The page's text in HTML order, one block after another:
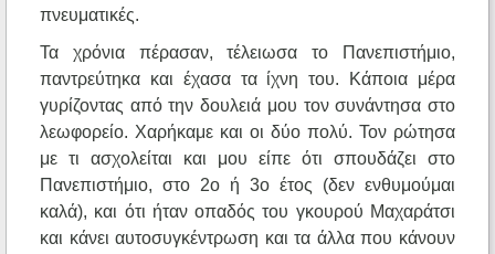
πνευματικές.
Τα χρόνια πέρασαν, τέλειωσα το Πανεπιστήμιο,
παντρεύτηκα και έχασα τα ίχνη του. Κάποια μέρα
γυρίζοντας από την δουλειά μου τον συνάντησα στο
λεωφορείο. Χαρήκαμε και οι δύο πολύ. Τον ρώτησα
με τι ασχολείται και μου είπε ότι σπουδάζει στο
Πανεπιστήμιο, στο 2ο ή 3ο έτος (δεν ενθυμούμαι
καλά), και ότι ήταν οπαδός του γκουρού Μαχαράτσι
και κάνει αυτοσυγκέντρωση και τα άλλα που κάνουν